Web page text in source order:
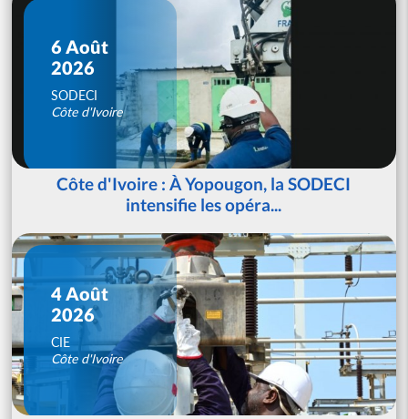
6 Août
2026
SODECI
Côte d'Ivoire
Côte d'Ivoire : À Yopougon, la SODECI
intensifie les opéra...
4 Août
2026
CIE
Côte d'Ivoire